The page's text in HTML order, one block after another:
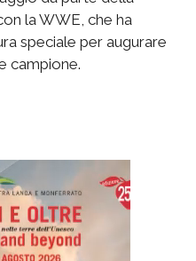
la WWE, che ha
speciale per augurare
campione.